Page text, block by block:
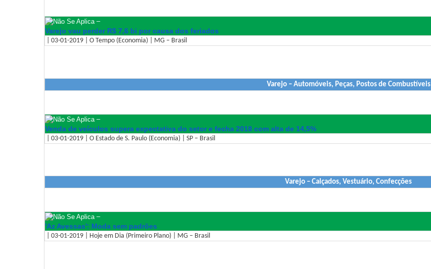
–
Varejo vau perder R$ 7,6 bi por causa dos feriados
| 03-01-2019 | O Tempo (Economia) | MG – Brasil
Varejo – Automóveis, Peças, Postos de Combustíveis
–
Venda de veículos supera expectativa do setor e fecha 2018 com alta de 14,5%
| 03-01-2019 | O Estado de S. Paulo (Economia) | SP – Brasil
Varejo – Calçados, Vestuário, Confecções
–
'Az Avessas': Moda sem padrões
| 03-01-2019 | Hoje em Dia (Primeiro Plano) | MG – Brasil